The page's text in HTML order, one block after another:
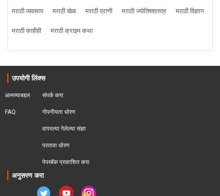
मराठी व्यवसाय
मराठी खेळ मराठी प्राणी मराठी ज्योतिषशास्त्र
मराठी विज्ञान
मराठी काहीही
मराठी क्राइम कथा
उपयोगी लिंक्स
आमच्याबद्दल
FAQ
संपर्क करा
गोपनीयता धोरण
वापरल्या गेलेल्या संज्ञा
परतावा धोरण
पेपरबॅक प्रकाशित करा
अनुसरण करा